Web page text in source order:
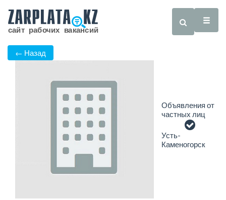
← Назад
Объявления от
частных лиц
Усть-
Каменогорск